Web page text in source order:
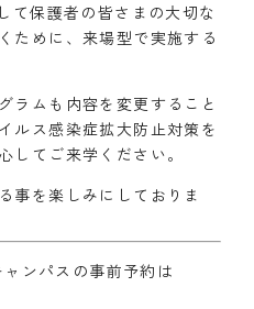
て保護者の皆さまの大切な
ために、来場型で実施する
ラムも内容を変更すること
ルス感染症拡大防止対策を
してご来学ください。
事を楽しみにしておりま
ンパスの事前予約は